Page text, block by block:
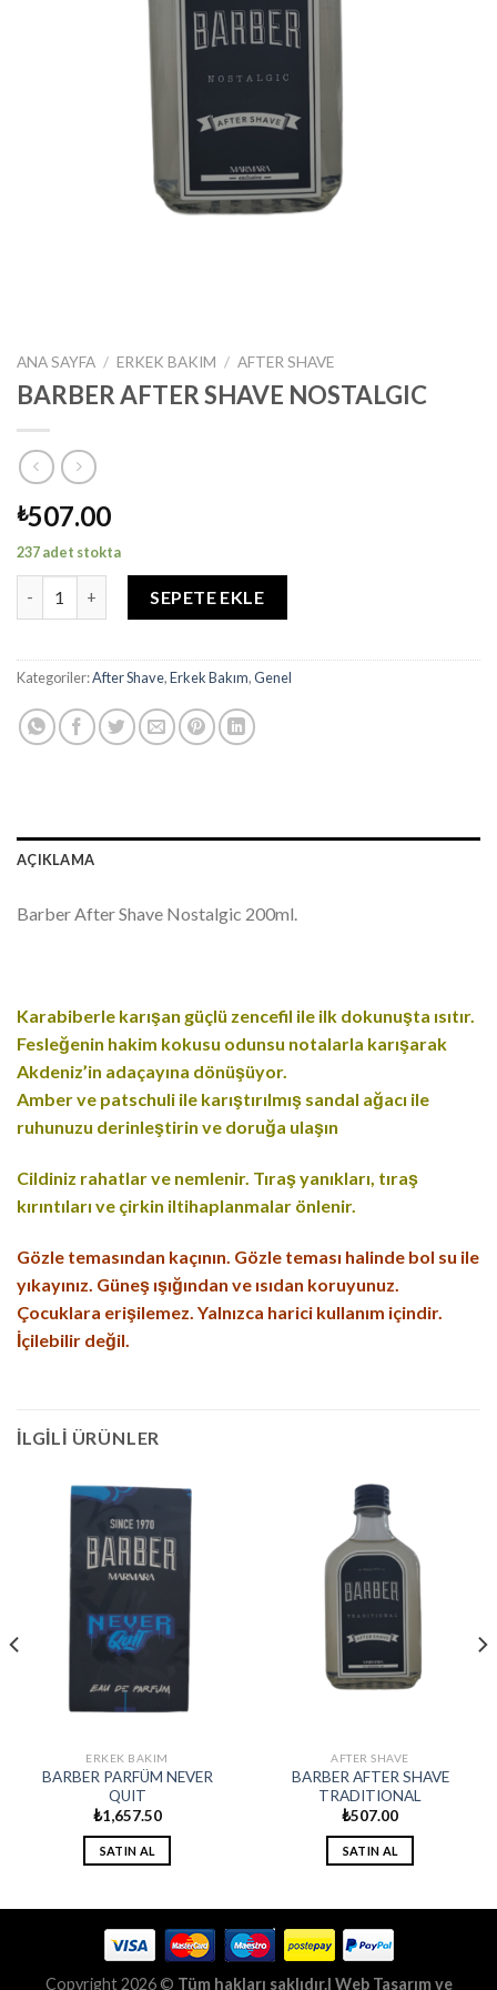
ANA SAYFA / ERKEK BAKIM / AFTER SHAVE
BARBER AFTER SHAVE NOSTALGIC
₺507.00
237 adet stokta
SEPETE EKLE
Kategoriler:After Shave,Erkek Bakım,Genel
AÇIKLAMA
Barber After Shave Nostalgic 200ml.
Karabiberle karışan güçlü zencefil ile ilk dokunuşta ısıtır.
Fesleğenin hakim kokusu odunsu notalarla karışarak
Akdeniz’in adaçayına dönüşüyor.
Amber ve patschuli ile karıştırılmış sandal ağacı ile
ruhunuzu derinleştirin ve doruğa ulaşın
Cildiniz rahatlar ve nemlenir. Tıraş yanıkları, tıraş
kırıntıları ve çirkin iltihaplanmalar önlenir.
Gözle temasından kaçının. Gözle teması halinde bol su ile
yıkayınız. Güneş ışığından ve ısıdan koruyunuz.
Çocuklara erişilemez. Yalnızca harici kullanım içindir.
İçilebilir değil.
İLGILI ÜRÜNLER
ERKEK BAKIM
BARBER PARFÜM NEVER
QUIT
₺1,657.50
SATIN AL
AFTER SHAVE
BARBER AFTER SHAVE
TRADITIONAL
₺507.00
SATIN AL
Copyright 2026 © Tüm hakları saklıdır.| Web Tasarım ve